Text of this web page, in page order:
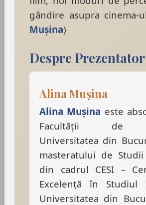
gândire asupra cinema-
Mușina)
Despre Prezentator
Alina Mușina
Alina Mușina este
Facultăţii de
Universitatea din
masteratului de
din cadrul CESI –
Excelenţă în Studiul
Universitatea din